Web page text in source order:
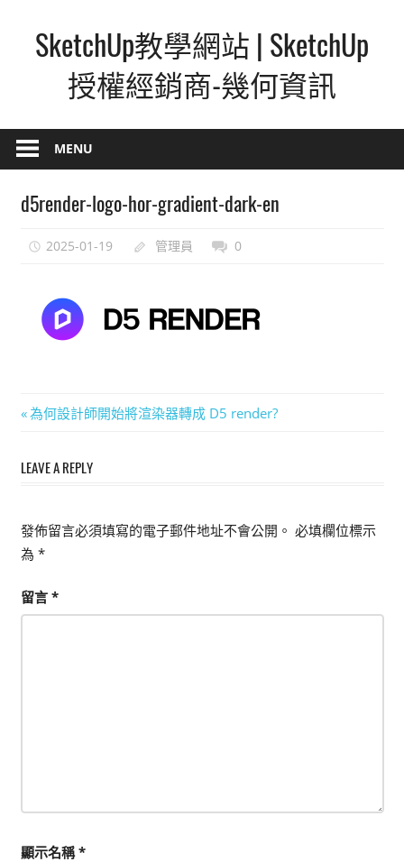
contentSketchUp教學網站 | SketchUp
授權經銷商-幾何資訊
–
最
覺
式,
能
手
軟
體
MENU
d5render-logo-hor-gradient-dark-en
2025-01-19 管理員 0
文
覽
Previous
為何設計師開始將渲染器轉成 D5 render?
LEAVE A REPLY
發佈留言必須填寫的電子郵件地址不會公開。 必填欄位標示
為 *
留言 *
顯示名稱*